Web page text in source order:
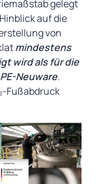
gelegt
auf die
von
mindestens
wird als für die
Neuware.
Fußabdruck